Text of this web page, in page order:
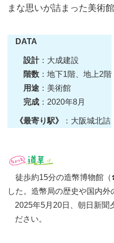
まな思いが詰まった美術
DATA
設計：大成建設
階数 ：地下1階、地上2階
用途 ：美術館
完成 ：2020年8月
《最寄り駅》 ：大阪城北詰
徒歩約15分の造幣博物館（
した。造幣局の歴史や国内
2025年5月20日、朝日新聞
ださい。